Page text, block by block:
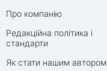
Про компанію
Редакційна політика і
стандарти
Як стати нашим автором